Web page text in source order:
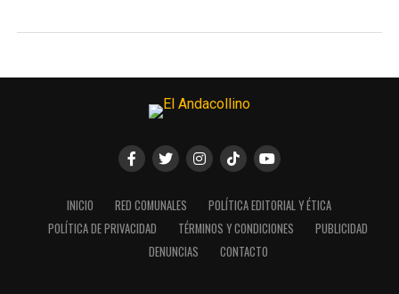
INICIO RED COMUNALES
POLÍTICA EDITORIAL Y ÉTICA
POLÍTICA DE PRIVACIDAD
TÉRMINOS Y CONDICIONES
PUBLICIDAD
DENUNCIAS
CONTACTO